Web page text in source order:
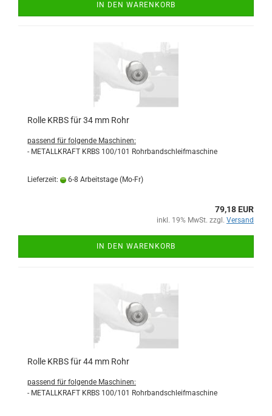
IN DEN WARENKORB
Rolle KRBS für 34 mm Rohr
passend für folgende Maschinen:
- METALLKRAFT KRBS 100/101 Rohrbandschleifmaschine
Lieferzeit: 6-8 Arbeitstage (Mo-Fr)
79,18 EUR
inkl. 19% MwSt. zzgl. Versand
IN DEN WARENKORB
Rolle KRBS für 44 mm Rohr
passend für folgende Maschinen:
- METALLKRAFT KRBS 100/101 Rohrbandschleifmaschine